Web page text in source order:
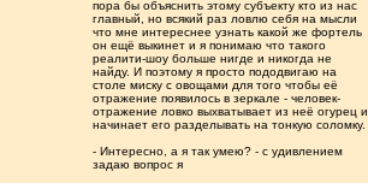
пора бы объяснить этому субъекту кто из нас
главный, но всякий раз ловлю себя на мысли
что мне интереснее узнать какой же фортель
он ещё выкинет и я понимаю что такого
реалити-шоу больше нигде и никогда не
найду. И поэтому я просто пододвигаю на
столе миску с овощами для того чтобы её
отражение появилось в зеркале - человек-
отражение ловко выхватывает из неё огурец и
начинает его разделывать на тонкую соломку.
- Интересно, а я так умею? - с удивлением
задаю вопрос я